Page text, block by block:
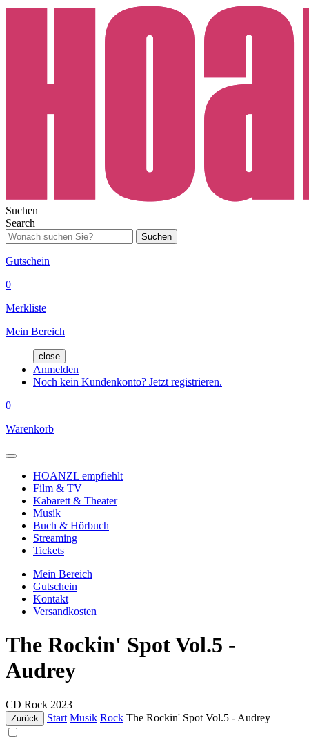
Suchen
Search
Suchen
Gutschein
0
Merkliste
Mein Bereich
close
Anmelden
Noch kein Kundenkonto? Jetzt registrieren.
0
Warenkorb
HOANZL empfiehlt
Film & TV
Kabarett & Theater
Musik
Buch & Hörbuch
Streaming
Tickets
Mein Bereich
Gutschein
Kontakt
Versandkosten
The Rockin' Spot Vol.5 -
Audrey
CD Rock 2023
Zurück Start Musik Rock The Rockin' Spot Vol.5 - Audrey